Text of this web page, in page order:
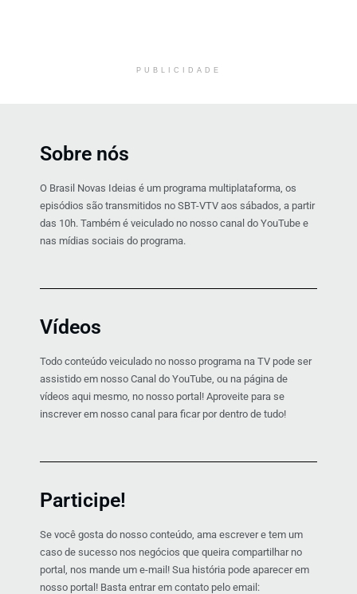
PUBLICIDADE
Sobre nós
O Brasil Novas Ideias é um programa multiplataforma, os
episódios são transmitidos no SBT-VTV aos sábados, a partir
das 10h. Também é veiculado no nosso canal do YouTube e
nas mídias sociais do programa.
Vídeos
Todo conteúdo veiculado no nosso programa na TV pode ser
assistido em nosso Canal do YouTube, ou na página de
vídeos aqui mesmo, no nosso portal! Aproveite para se
inscrever em nosso canal para ficar por dentro de tudo!
Participe!
Se você gosta do nosso conteúdo, ama escrever e tem um
caso de sucesso nos negócios que queira compartilhar no
portal, nos mande um e-mail! Sua história pode aparecer em
nosso portal! Basta entrar em contato pelo email: